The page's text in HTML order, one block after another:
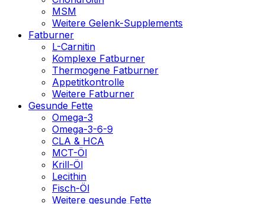
MSM
Weitere Gelenk-Supplements
Fatburner
L-Carnitin
Komplexe Fatburner
Thermogene Fatburner
Appetitkontrolle
Weitere Fatburner
Gesunde Fette
Omega-3
Omega-3-6-9
CLA & HCA
MCT-Öl
Krill-Öl
Lecithin
Fisch-Öl
Weitere gesunde Fette